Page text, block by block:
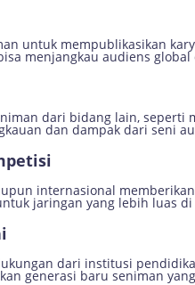
untuk mempublikasikan
menjangkau audiens global
dari bidang lain, seperti
dan dampak dari seni
internasional
jaringan yang lebih luas
dari institusi
generasi baru seniman